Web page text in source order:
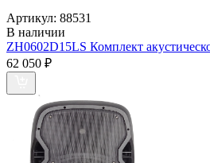
Артикул: 88531
В наличии
ZH0602D15LS Комплект
62 050 ₽